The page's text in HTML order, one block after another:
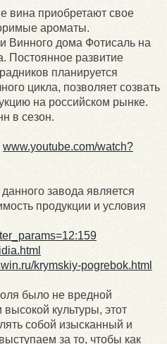
вина приобретают свое
ароматы.
Винного дома Фотисаль на
Постоянное развитие
планируется
цикла, позволяет созвать
на российском рынке.
в сезон.
www.youtube.com/watch?
завода является
продукции и условия
krymskiy-pogrebok.html
было не вредной
культуры, этот
собой изысканный и
за то, чтобы как